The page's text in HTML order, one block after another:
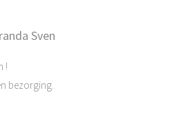
Sven
!
bezorging.